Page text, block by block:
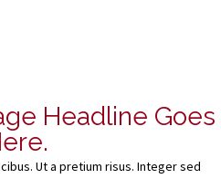
Headline Goes
Ut a pretium risus. Integer sed